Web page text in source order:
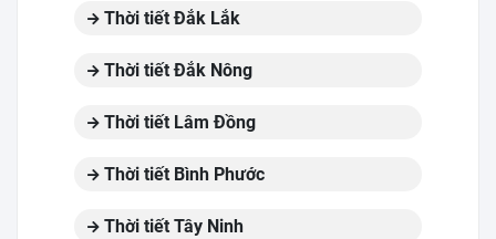
Thời tiết Đắk Lắk
Thời tiết Đắk Nông
Thời tiết Lâm Đồng
Thời tiết Bình Phước
Thời tiết Tây Ninh